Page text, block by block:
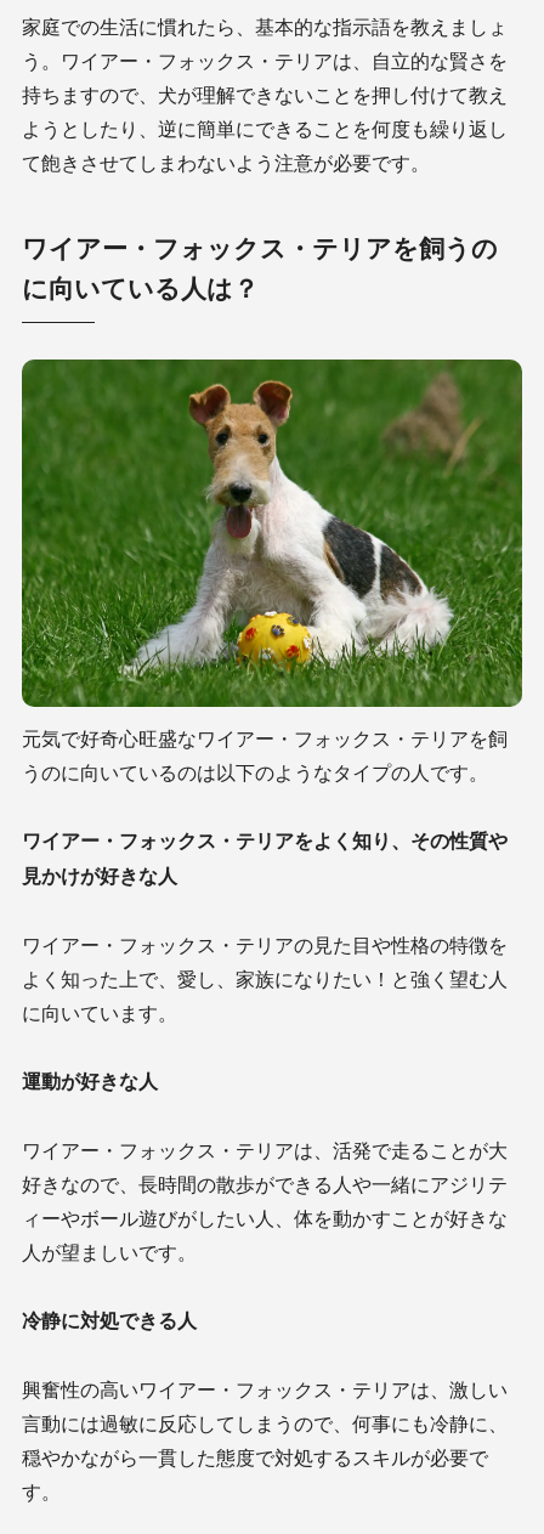
家庭での生活に慣れたら、基本的な指示語を教えましょ
う。ワイアー・フォックス・テリアは、自立的な賢さを
持ちますので、犬が理解できないことを押し付けて教え
ようとしたり、逆に簡単にできることを何度も繰り返し
て飽きさせてしまわないよう注意が必要です。
ワイアー・フォックス・テリアを飼うの
に向いている人は？
元気で好奇心旺盛なワイアー・フォックス・テリアを飼
うのに向いているのは以下のようなタイプの人です。
ワイアー・フォックス・テリアをよく知り、その性質や
見かけが好きな人
ワイアー・フォックス・テリアの見た目や性格の特徴を
よく知った上で、愛し、家族になりたい！と強く望む人
に向いています。
運動が好きな人
ワイアー・フォックス・テリアは、活発で走ることが大
好きなので、長時間の散歩ができる人や一緒にアジリテ
ィーやボール遊びがしたい人、体を動かすことが好きな
人が望ましいです。
冷静に対処できる人
興奮性の高いワイアー・フォックス・テリアは、激しい
言動には過敏に反応してしまうので、何事にも冷静に、
穏やかながら一貫した態度で対処するスキルが必要で
す。